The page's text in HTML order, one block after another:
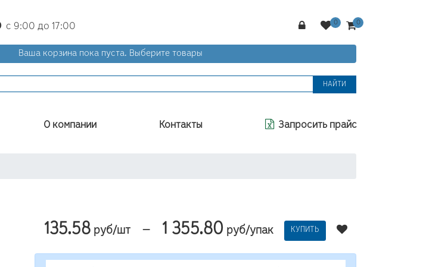
с 9:00 до 17:00
Ваша корзина пока пуста. Выберите товары
НАЙТИ
О компании Контакты Запросить прайс
135.58руб/шт — 1 355.80 руб/упак КУПИТЬ